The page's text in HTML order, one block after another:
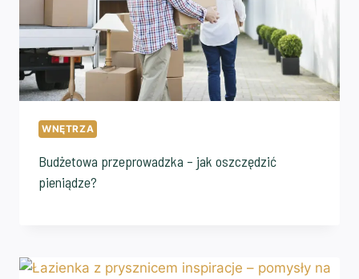
WNĘTRZA
Budżetowa przeprowadzka – jak oszczędzić
pieniądze?